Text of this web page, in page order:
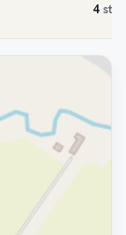
4 st